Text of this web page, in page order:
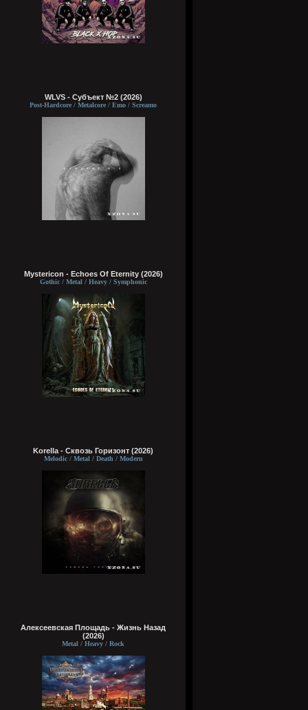
WLVS - Субъект №2 (2026)
Post-Hardcore / Metalcore / Emo / Screamo
Mystericon - Echoes Of Eternity (2026)
Gothic / Metal / Heavy / Symphonic
Korella - Сквозь Горизонт (2026)
Melodic / Metal / Death / Modern
Алексеевская Площадь - Жизнь Назад
(2026)
Metal / Heavy / Rock